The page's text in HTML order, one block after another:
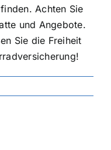
Achten Sie
und Angebote.
Sie die Freiheit